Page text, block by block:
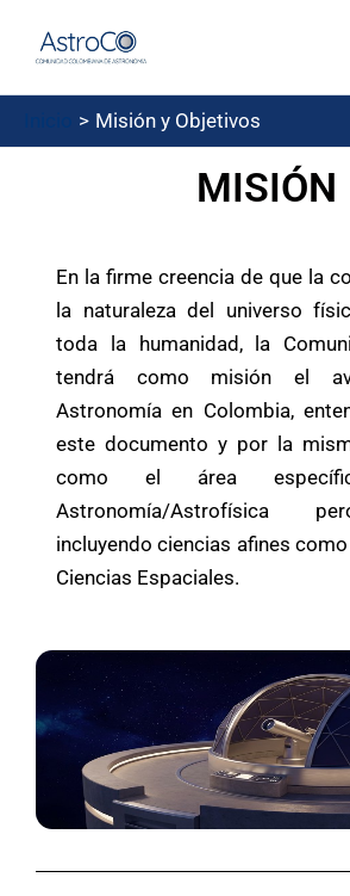
Misión y Objetivos
MISIÓN
En la firme creencia de que la
la naturaleza del universo
toda la humanidad, la
tendrá como misión el
Astronomía en Colombia,
este documento y por la
como el área
Astronomía/Astrofísica
incluyendo ciencias afines
Ciencias Espaciales.